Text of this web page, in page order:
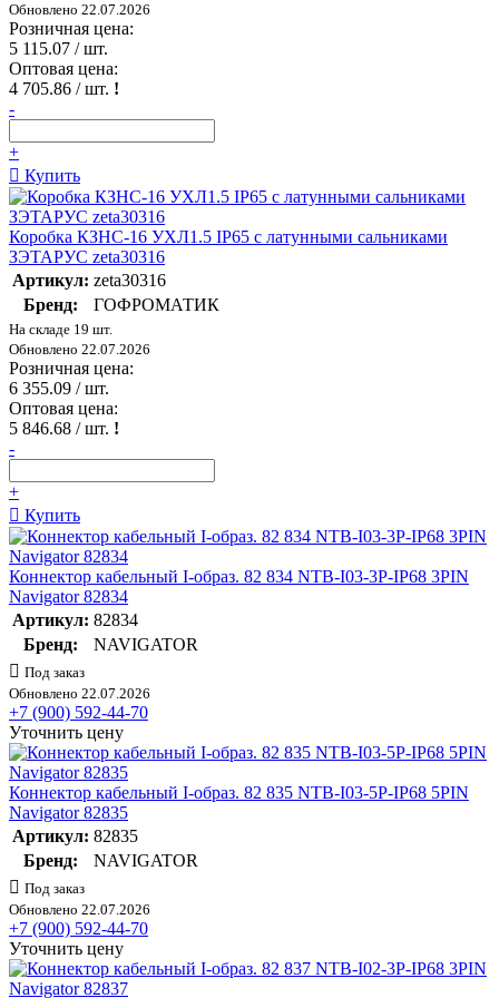
Обновлено 22.07.2026
Розничная цена:
5 115.07 / шт.
Оптовая цена:
4 705.86 / шт. !
-
+
Купить
Коробка КЗНС-16 УХЛ1.5 IP65 с латунными сальниками
ЗЭТАРУС zeta30316
Артикул: zeta30316
Бренд:
ГОФРОМАТИК
На складе 19 шт.
Обновлено 22.07.2026
Розничная цена:
6 355.09 / шт.
Оптовая цена:
5 846.68 / шт. !
-
+
Купить
Коннектор кабельный I-образ. 82 834 NTB-I03-3P-IP68 3PIN
Navigator 82834
Артикул: 82834
Бренд:
NAVIGATOR
Под заказ
Обновлено 22.07.2026
+7 (900) 592-44-70
Уточнить цену
Коннектор кабельный I-образ. 82 835 NTB-I03-5P-IP68 5PIN
Navigator 82835
Артикул: 82835
Бренд:
NAVIGATOR
Под заказ
Обновлено 22.07.2026
+7 (900) 592-44-70
Уточнить цену